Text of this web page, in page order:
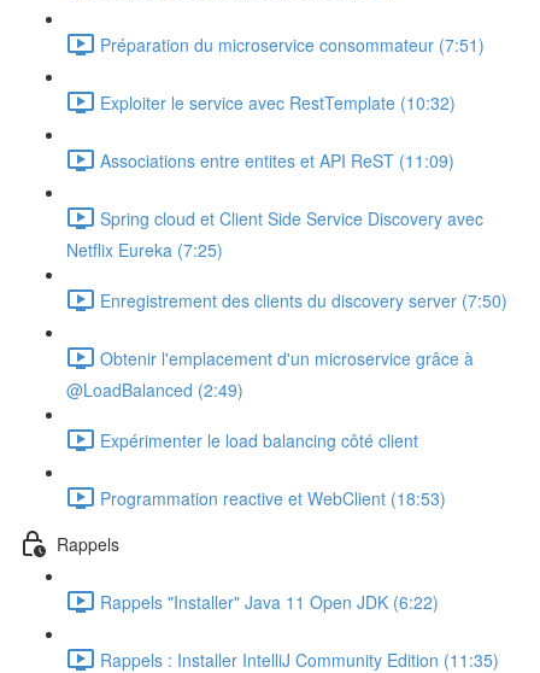
Préparation du microservice consommateur (7:51)
Exploiter le service avec RestTemplate (10:32)
Associations entre entites et API ReST (11:09)
Spring cloud et Client Side Service Discovery avec
Netflix Eureka (7:25)
Enregistrement des clients du discovery server (7:50)
Obtenir l'emplacement d'un microservice grâce à
@LoadBalanced (2:49)
Expérimenter le load balancing côté client
Programmation reactive et WebClient (18:53)
Rappels
Rappels "Installer" Java 11 Open JDK (6:22)
Rappels : Installer IntelliJ Community Edition (11:35)